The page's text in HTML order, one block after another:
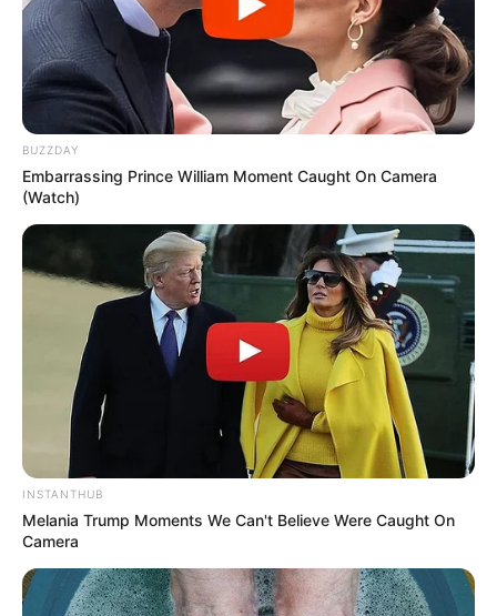
BUZZDAY
Embarrassing Prince William Moment Caught On Camera
(Watch)
INSTANTHUB
Melania Trump Moments We Can't Believe Were Caught On
Camera